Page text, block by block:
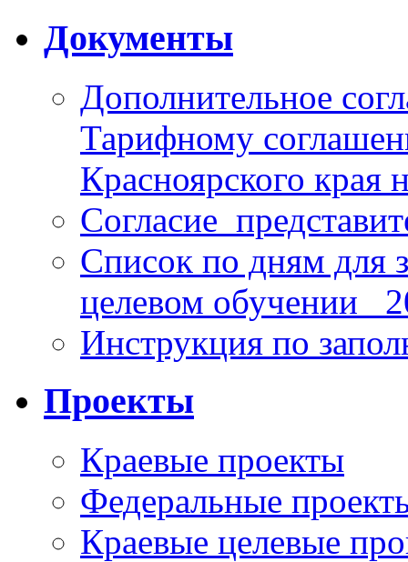
Документы
Дополнительное
Тарифному
Красноярского края
Список по дням для
целевом обучении_
Инструкция по
Проекты
Краевые проекты
Федеральные
Краевые целевые